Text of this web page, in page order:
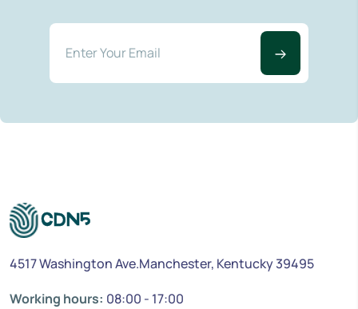
4517 Washington Ave.Manchester, Kentucky 39495
Working hours: 08:00 - 17:00